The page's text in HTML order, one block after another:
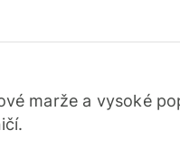
marže a vysoké